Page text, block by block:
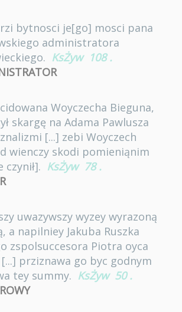
bytnosci je[go] mosci pana
administratora
KsŻyw 108 .
Woyczecha Bieguna,
skargę na Adama Pawlusza
[...] zebi Woyczech
wienczy skodi pomieniąnim
KsŻyw 78 .
uwazywszy wyzey wyrazoną
a napilniey Jakuba Ruszka
zspolsuccesora Piotra oyca
prziznawa go byc godnym
tey summy. KsŻyw 50 .